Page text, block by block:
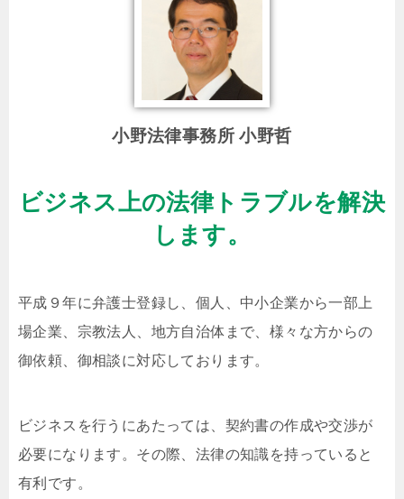
小野法律事務所 小野哲
ビジネス上の法律トラブルを解決
します。
平成９年に弁護士登録し、個人、中小企業から一部上
場企業、宗教法人、地方自治体まで、様々な方からの
御依頼、御相談に対応しております。
ビジネスを行うにあたっては、契約書の作成や交渉が
必要になります。その際、法律の知識を持っていると
有利です。